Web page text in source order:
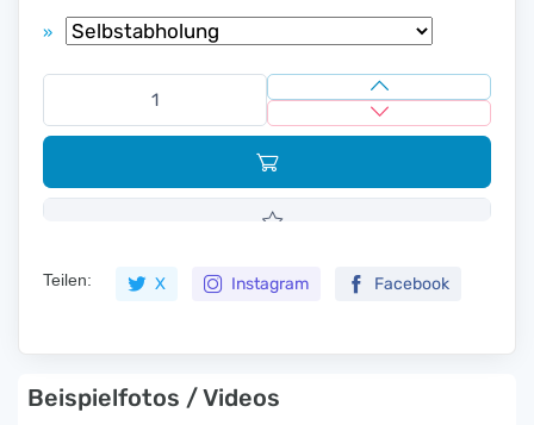
»
Teilen: X Instagram Facebook
Beispielfotos / Videos